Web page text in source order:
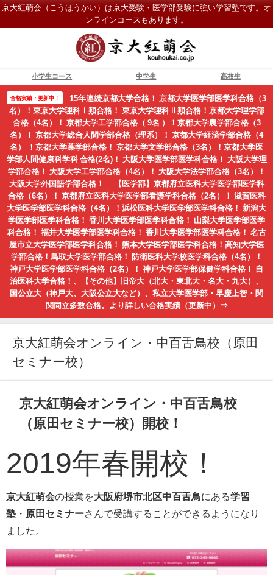
京大紅萌会（こうほうかい）は京大受験・医学部受験に強い学習塾です。オ
ンラインコースもあります。
小学生コース 中学生 高校生
合格実績・更新中！
15年連続京都大学合格！ 京都大学医学部医学科合格（3
名）！東京大学理科Ⅰ類合格！ 東京大学理科Ⅱ類合格！京都大学理学部
合格（4名）！ 京都大学工学部合格（ 9名 ）！京都大学農学部合格（3
名）！ 京都大学総合人間学部合格（理系）！ 京都大学経済学部合格（4
名） ！京都大学薬学部合格！ 京都大学文学部合格（3名）！京都大学医
学部人間健康科学科 合格(2名)！ 大阪大学医学部医学科合格！ 大阪大学理
学部合格！ 大阪大学工学部合格（4名）！ 大阪大学法学部合格（3名）！
大阪大学外国語学部合格！ 【医学部】京都府立医科大学医学部医学科
合格（6名）！ 京都府立医科大学医学部看護学科合格（2名）！ 滋賀医科
大学医学部医学科合格（4名）！浜松医科大学医学部医学科合格！ 新潟大
学医学部医学科合格！ 香川大学医学部医学科合格！ 山梨大学医学部医学
科合格！ 福井大学医学部医学科合格！ 香川大学医学部医学科合格！ 名古
屋市立大学医学部医学科合格！ 熊本大学医学部医学科合格！高知大学医
学部合格！鳥取大学医学部合格！ 防衛医科大学校医学科合格（4名）！
神戸大学医学部医学科合格（2名）！ 神戸大学医学部保健学科合格！ 自
治医科大学合格！、【その他】旧帝大（北大・東北大・名大・九大）、
国公立大（神戸大、大阪公立大など）、私立大学医学部・早慶上智・関
関同立多数合格。より詳しい合格実績（更新中）⇒
京大紅萌会オンライン・中百舌鳥校（原田
セミナー校）
京大紅萌会オンライン・中百舌鳥校
（原田セミナー校）開校！
2019年春開校！
京大紅萌会の授業を大阪府堺市北区中百舌鳥にある学習
塾 ・ 原田セミナーさんで受講することができるようになり
ました。